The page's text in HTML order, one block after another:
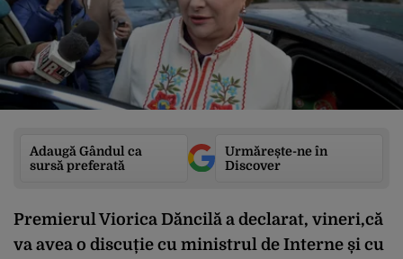
Adaugă Gândul ca
sursă preferată
Urmărește-ne în
Discover
Premierul Viorica Dăncilă a declarat, vineri,că
va avea o discuție cu ministrul de Interne și cu